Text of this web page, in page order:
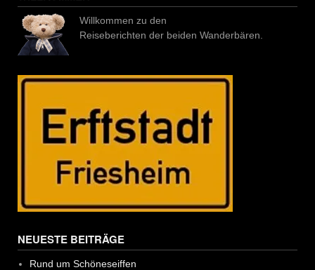
Willkommen zu den
Reiseberichten der beiden Wanderbären.
NEUESTE BEITRÄGE
Rund um Schöneseiffen